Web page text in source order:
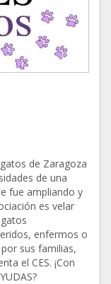
de Zaragoza
de una
fue ampliando y
es velar
enfermos o
sus familias,
el CES. ¡Con